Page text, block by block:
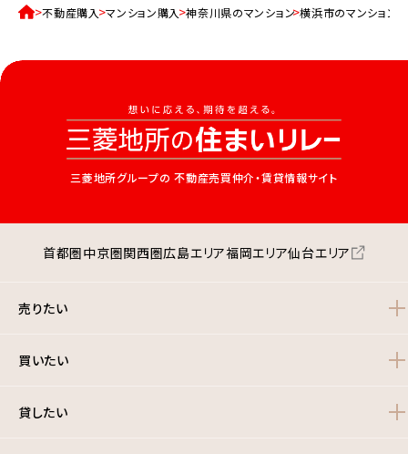
不動産購入 マンション購入 神奈川県のマンション 横浜市のマンション
三菱地所グループの 不動産売買仲介・賃貸情報サイト
首都圏中京圏関西圏広島エリア福岡エリア仙台エリア
売りたい
買いたい
貸したい